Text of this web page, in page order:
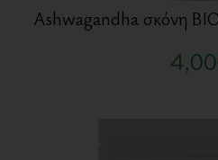
Ashwagandha σκόνη
4,00